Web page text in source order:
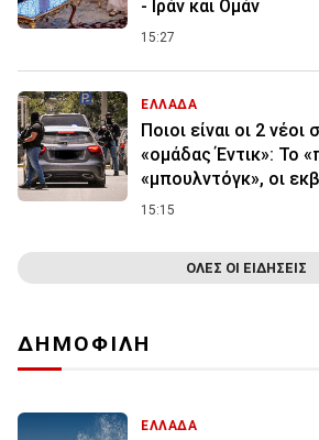
- Ιράν και Ομάν
15:27
ΕΛΛΑΔΑ
Ποιοι είναι οι 2
«ομάδας Έντικ»: Το
«μπουλντόγκ», οι
15:15
ΟΛΕΣ ΟΙ ΕΙΔΗΣΕΙΣ
ΔΗΜΟΦΙΛΗ
ΕΛΛΑΔΑ